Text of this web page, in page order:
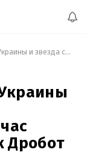
Заслуженный артист Украины и звезда сериала "Крепостная": где сейчас находится актер Марк Дробот
Дробот